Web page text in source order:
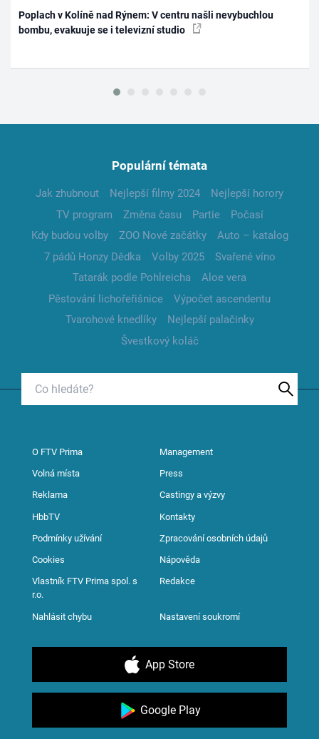
Poplach v Kolíně nad Rýnem: V centru našli nevybuchlou
bombu, evakuuje se i televizní studio
Populární témata
Jak zhubnout Nejlepší filmy 2024
Nejlepší horory
TV program
Změna času Partie
Počasí
Kdy budou volby
ZOO Nové začátky
Auto – katalog
7 pádů Honzy Dědka
Volby 2025
Svařené víno
Tatarák podle Pohlreicha
Aloe vera
Pěstování lichořeřišnice
Výpočet ascendentu
Tvarohové knedlíky
Nejlepší palačinky
Švestkový koláč
O FTV Prima Management
Volná místa Press
Reklama Castingy a výzvy
HbbTV Kontakty
Podmínky užívání Zpracování osobních údajů
Cookies Nápověda
Vlastník FTV Prima spol. s
r.o.
Redakce
Nahlásit chybu Nastavení soukromí
App Store
Google Play